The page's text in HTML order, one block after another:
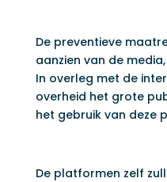
De preventieve
aanzien van de
In overleg met de
overheid het grote
het gebruik van deze
De platformen zelf